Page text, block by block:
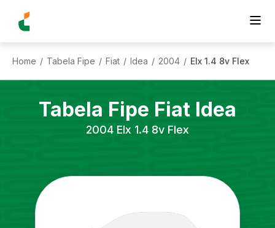
Home / Tabela Fipe / Fiat / Idea / 2004 / Elx 1.4 8v Flex
Tabela Fipe Fiat Idea
2004 Elx 1.4 8v Flex